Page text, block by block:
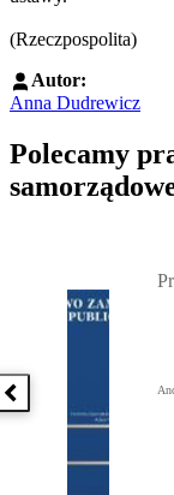
(Rzeczpospolita)
Autor:
Anna Dudrewicz
Polecamy
Poprzednia książka